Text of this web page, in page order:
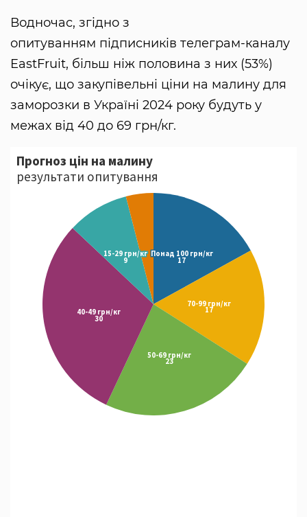
Водночас, згідно з
опитуванням підписників телеграм-каналу
EastFruit, більш ніж половина з них (53%)
очікує, що закупівельні ціни на малину для
заморозки в Україні 2024 року будуть у
межах від 40 до 69 грн/кг.